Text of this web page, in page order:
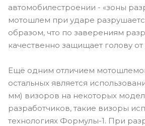
автомобилестроении - «зоны
мотошлем при ударе
образом, что по заверениям
качественно защищает голову от
Ещё одним отличием
остальных является
мм) визоров на некоторых
разработчиков, такие визоры
технологиях Формулы-1. При